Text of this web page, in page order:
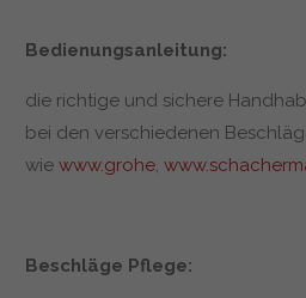
Bedienungsanleitung:
die richtige und sichere
bei den verschiedenen
wie www.grohe,
Beschläge Pflege: